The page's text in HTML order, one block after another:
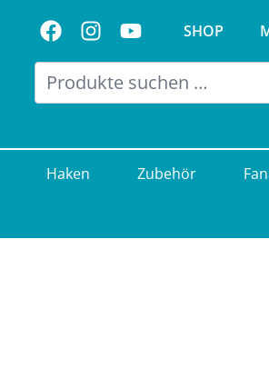
Folge uns auf Facebook
Folge uns auf Instagram
Visit us on
SHOP
Haken Zubehör